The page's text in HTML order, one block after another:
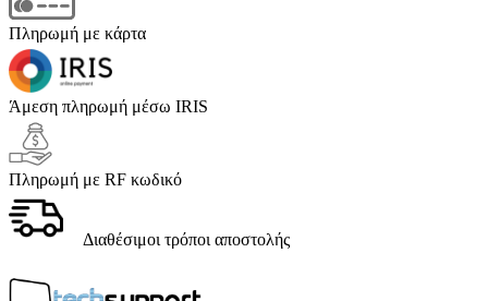
Πληρωμή με κάρτα
Άμεση πληρωμή μέσω IRIS
Πληρωμή με RF κωδικό
Διαθέσιμοι τρόποι αποστολής